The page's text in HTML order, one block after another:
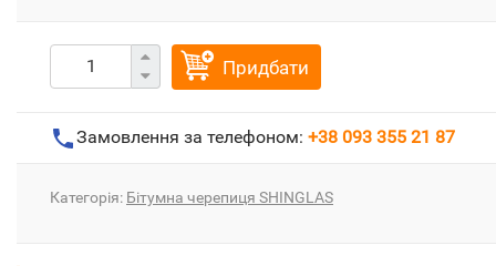
Придбати
Замовлення за телефоном: +38 093 355 21 87
Категорія: Бітумна черепиця SHINGLAS